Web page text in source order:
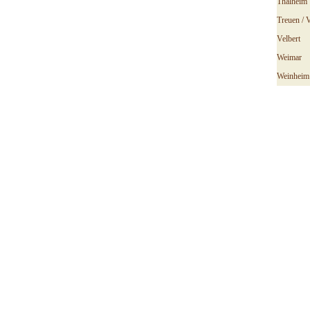
Treuen /
Velbert
Weimar
Weinheim